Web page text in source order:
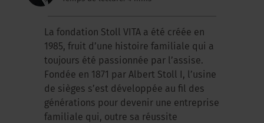
La fondation Stoll VITA a été créée en
1985, fruit d’une histoire familiale qui a
toujours été passionnée par l’assise.
Fondée en 1871 par Albert Stoll I, l’usine
de sièges s’est développée au fil des
générations pour devenir une entreprise
familiale qui, outre sa réussite